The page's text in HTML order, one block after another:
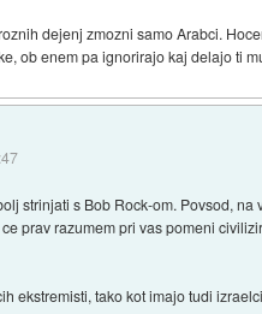
dejenj zmozni samo Arabci.
ob enem pa ignorirajo kaj delajo ti
strinjati s Bob Rock-om. Povsod,
prav razumem pri vas pomeni
ekstremisti, tako kot imajo tudi